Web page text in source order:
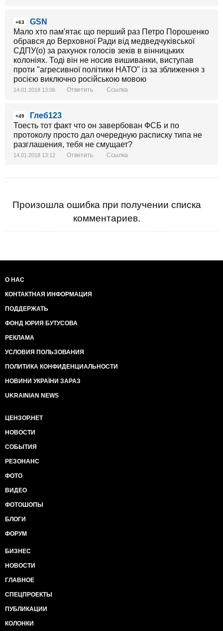
+63
GSN
Мало хто пам'ятає що перший раз Петро Порошенко
обрався до Верховної Ради від медведчуківської
СДПУ(о) за рахунок голосів зеків в вінницьких
колоніях. Тоді він не носив вишиванки, виступав
проти "агресивної політики НАТО" із за зближення з
росією виключно російською мовою
14.01.2018 13:06 Ответить Ссылка
+49
Глеб123
Тоесть тот факт что он завербован ФСБ и по
протоколу просто дал очередную расписку типа не
разглашения, тебя не смущает?
14.01.2018 13:12 Ответить Ссылка
Произошла ошибка при получении списка
комментариев.
О НАС
КОНТАКТНАЯ ИНФОРМАЦИЯ
ПОДДЕРЖАТЬ
ФОНД ЮРИЯ БУТУСОВА
РЕКЛАМА
УСЛОВИЯ ПОЛЬЗОВАНИЯ
ПОЛИТИКА КОНФИДЕНЦИАЛЬНОСТИ
НОВИНИ УКРАЇНИ ЗАРАЗ
UKRAINIAN NEWS
ЦЕНЗОР.НЕТ
НОВОСТИ
СОБЫТИЯ
РЕЗОНАНС
ФОТО
ВИДЕО
ФОТОШОПЫ
БЛОГИ
ФОРУМ
БИЗНЕС
НОВОСТИ
ГЛАВНОЕ
СПЕЦПРОЕКТЫ
ПУБЛИКАЦИИ
КОЛОНКИ